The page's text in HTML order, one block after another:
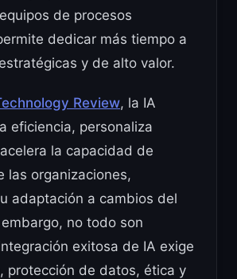
de procesos
dedicar más tiempo a
y de alto valor.
Review, la IA
eficiencia, personaliza
la capacidad de
las organizaciones,
adaptación a cambios del
no todo son
exitosa de IA exige
protección de datos, ética y